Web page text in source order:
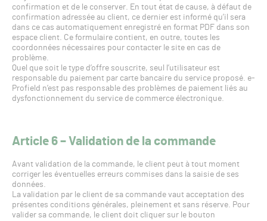
confirmation et de le conserver. En tout état de cause, à défaut de
confirmation adressée au client, ce dernier est informé qu’il sera
dans ce cas automatiquement enregistré en format PDF dans son
espace client. Ce formulaire contient, en outre, toutes les
coordonnées nécessaires pour contacter le site en cas de
problème.
Quel que soit le type d’offre souscrite, seul l’utilisateur est
responsable du paiement par carte bancaire du service proposé. e-
Profield n’est pas responsable des problèmes de paiement liés au
dysfonctionnement du service de commerce électronique.
Article 6 – Validation de la commande
Avant validation de la commande, le client peut à tout moment
corriger les éventuelles erreurs commises dans la saisie de ses
données.
La validation par le client de sa commande vaut acceptation des
présentes conditions générales, pleinement et sans réserve. Pour
valider sa commande, le client doit cliquer sur le bouton